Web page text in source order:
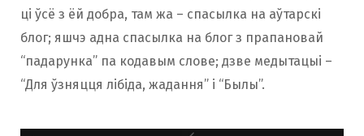
ці ўсё з ёй добра, там жа – спасылка на аўтарскі
блог; яшчэ адна спасылка на блог з прапановай
“падарунка” па кодавым слове; дзве медытацыі –
“Для ўзняцця лібіда, жадання” і “Былы”.